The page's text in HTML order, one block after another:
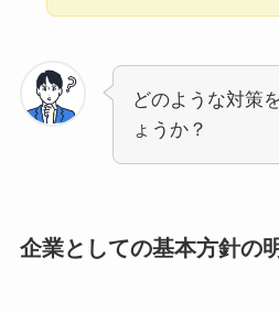
どのような対策
ょうか？
企業としての基本方針の